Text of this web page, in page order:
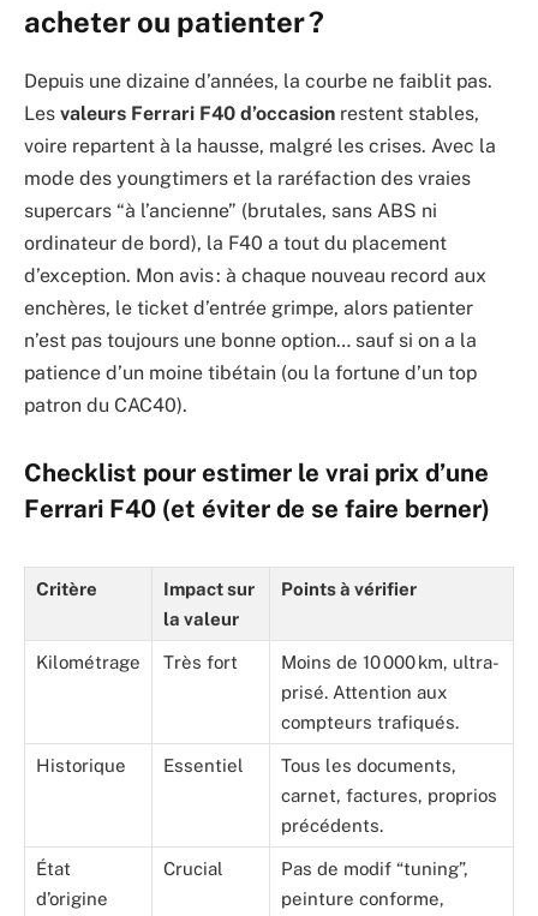
acheter ou patienter ?
Depuis une dizaine d’années, la courbe ne faiblit pas.
Les valeurs Ferrari F40 d’occasion restent stables,
voire repartent à la hausse, malgré les crises. Avec la
mode des youngtimers et la raréfaction des vraies
supercars “à l’ancienne” (brutales, sans ABS ni
ordinateur de bord), la F40 a tout du placement
d’exception. Mon avis : à chaque nouveau record aux
enchères, le ticket d’entrée grimpe, alors patienter
n’est pas toujours une bonne option… sauf si on a la
patience d’un moine tibétain (ou la fortune d’un top
patron du CAC40).
Checklist pour estimer le vrai prix d’une
Ferrari F40 (et éviter de se faire berner)
Critère
Impact sur
la valeur
Points à vérifier
Kilométrage Très fort
Moins de 10 000 km, ultra-
prisé. Attention aux
compteurs trafiqués.
Historique Essentiel
Tous les documents,
carnet, factures, proprios
précédents.
État
d’origine
Crucial
Pas de modif “tuning”,
peinture conforme,